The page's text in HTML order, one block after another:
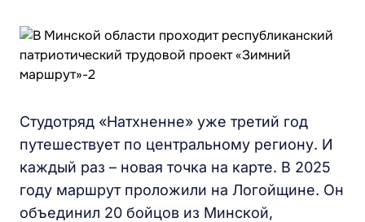
Студотряд «Натхненне» уже третий год
путешествует по центральному региону. И
каждый раз – новая точка на карте. В 2025
году маршрут проложили на Логойщине. Он
объединил 20 бойцов из Минской,